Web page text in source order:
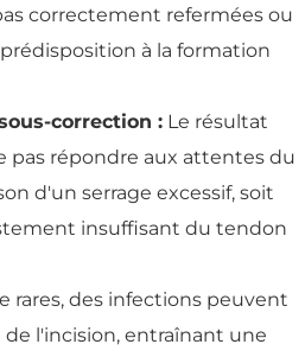
correctement refermées ou
à la formation
correction : Le résultat
pas répondre aux attentes du
d'un serrage excessif, soit
insuffisant du tendon
rares, des infections peuvent
l'incision, entraînant une